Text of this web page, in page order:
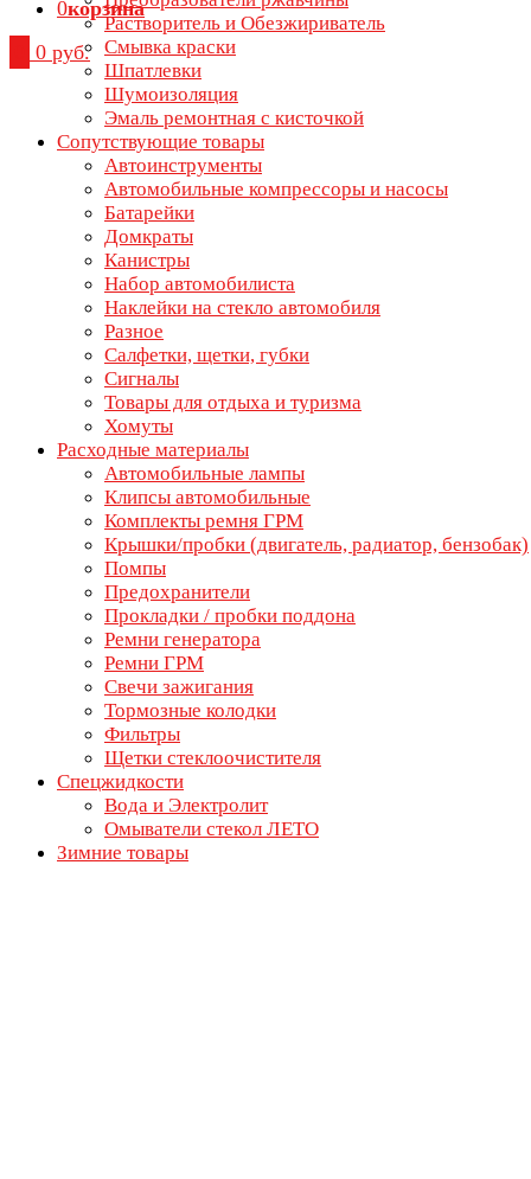
Растворитель и Обезжириватель
Смывка краски
Шпатлевки
Шумоизоляция
Эмаль ремонтная с кисточкой
Сопутствующие товары
Автоинструменты
Автомобильные компрессоры и насосы
Батарейки
Домкраты
Канистры
Набор автомобилиста
Наклейки на стекло автомобиля
Разное
Салфетки, щетки, губки
Сигналы
Товары для отдыха и туризма
Хомуты
Расходные материалы
Автомобильные лампы
Клипсы автомобильные
Комплекты ремня ГРМ
Крышки/пробки (двигатель, радиатор, бензобак)
Помпы
Предохранители
Прокладки / пробки поддона
Ремни генератора
Ремни ГРМ
Свечи зажигания
Тормозные колодки
Фильтры
Щетки стеклоочистителя
Спецжидкости
Вода и Электролит
Омыватели стекол ЛЕТО
Зимние товары
0корзина
0 руб.